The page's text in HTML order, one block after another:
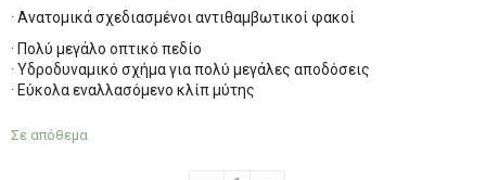
· Ανατομικά σχεδιασμένοι αντιθαμβωτικοί φακοί
· Πολύ μεγάλο οπτικό πεδίο
· Υδροδυναμικό σχήμα για πολύ μεγάλες αποδόσεις
· Εύκολα εναλλασόμενο κλίπ μύτης
Σε απόθεμα